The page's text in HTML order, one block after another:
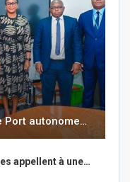
Port autonome…
appellent à une…